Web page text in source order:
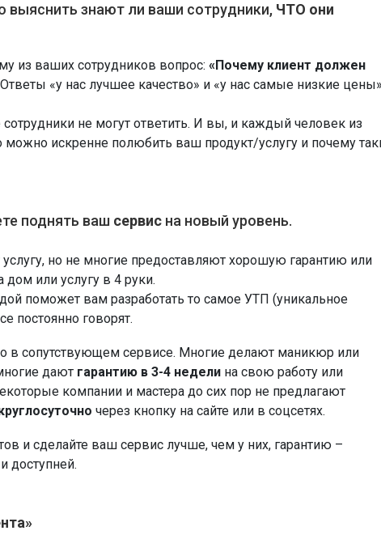
выяснить знают ли ваши сотрудники, ЧТО они
из ваших сотрудников вопрос: «Почему клиент должен
Ответы «у нас лучшее качество» и «у нас самые низкие
не могут ответить. И вы, и каждый человек из
искренне полюбить ваш продукт/услугу и почему
поднять ваш сервис на новый уровень.
но не многие предоставляют хорошую гарантию или
или услугу в 4 руки.
поможет вам разработать то самое УТП (уникальное
постоянно говорят.
сопутствующем сервисе. Многие делают маникюр или
дают гарантию в 3-4 недели на свою работу или
компании и мастера до сих пор не предлагают
через кнопку на сайте или в соцсетях.
и сделайте ваш сервис лучше, чем у них, гарантию –
доступней.